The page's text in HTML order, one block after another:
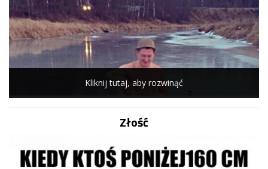
Kliknij tutaj, aby rozwinąć
Złość